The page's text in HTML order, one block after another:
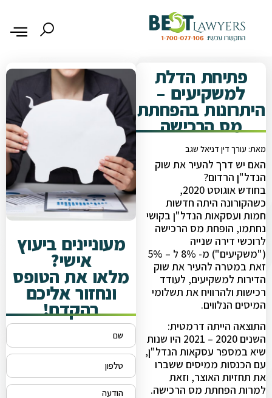
פתיחת הדלת
למשקיעים –
היתרונות בהפחתת
מס הרכישה
מאת: עורך דין דניאל שגב
האם יש דרך להעיר את שוק
הנדל"ן הרדום?
בחודש אוגוסט 2020,
כשהקורונה היתה חדשות
חמות ועסקאות הנדל"ן בקושי
נחתמו, הופחת מס הרכישה
לרוכשי דירה שנייה
("משקיעים") מ- 8% ל – 5%
זאת במטרה להעיר את שוק
הדירות למשקיעים, לעודד
רכישות ולהרוויח את תשלומי
המיסים הנלווים.
התוצאה הייתה דרמטית:
השנים 2020 – 2021 היו שנות
שיא במספר עסקאות הנדל"ן,
עם הכנסות ממיסים ששברו
את תחזיות האוצר, וזאת
למרות הפחתת מס הרכישה.
מעוניינים ביעוץ
אישי?
מלאו את הטופס
ונחזור אליכם
בהקדם!